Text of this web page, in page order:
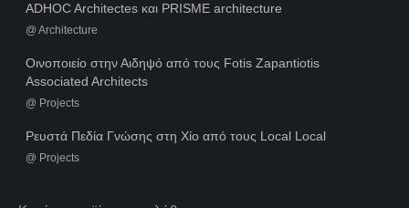
ADHOC Architectes και PRISME architecture
@ Architecture
Οινοποιείο στην Αιδηψό από τους Fotis Zapantiotis
Associated Architects
@ Projects
Ρευστά Πεδία Γνώσης στη Χίο από τους Local Local
@ Projects